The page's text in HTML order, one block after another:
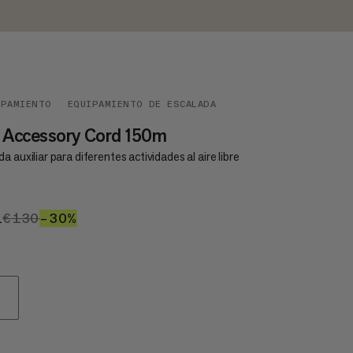
EQUIPAMIENTO DE ESCALADA
Cord 150m
auxiliar para diferentes actividades al aire libre
€91
€130€130
–30%